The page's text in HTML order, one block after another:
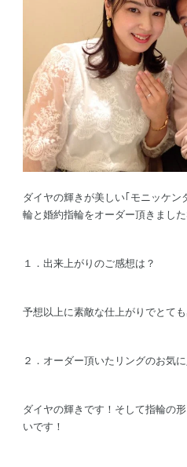
ダイヤの輝きが美しい｢モニッケ
輪と婚約指輪をオーダー頂きました
１．出来上がりのご感想は？
予想以上に素敵な仕上がりでとても
２．オーダー頂いたリングのお気
ダイヤの輝きです！そして指輪の
いです！